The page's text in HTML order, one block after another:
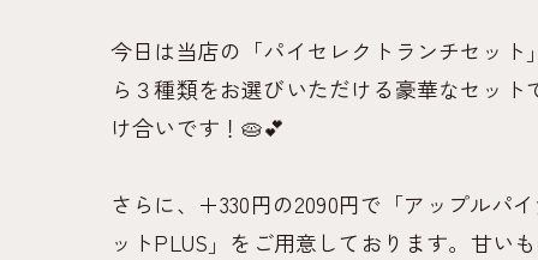
今日は当店の「パイセレクトランチセッ
ら３種類をお選びいただける豪華なセッ
け合いです！🥧💕
さらに、＋330円の2090円で「アップルパ
ットPLUS」をご用意しております。甘い